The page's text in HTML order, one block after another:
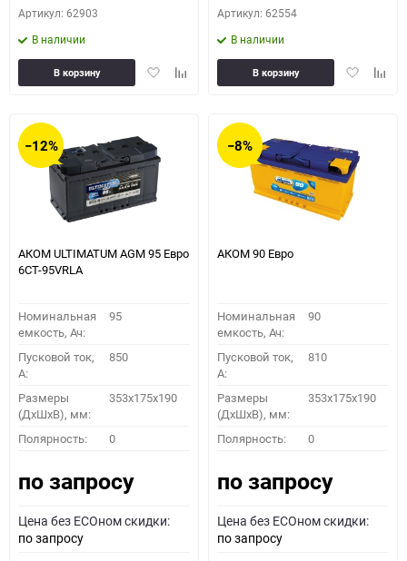
Артикул: 62903
В наличии
ДобавитьДобавить
В корзину
Артикул: 62554
В наличии
Добавить
В корзину
−12%
АКОМ ULTIMATUM AGM 95 Евро
6СТ-95VRLA
Номинальная
емкость, Ач:
95
Пусковой ток,
A:
850
Размеры
(ДхШхВ), мм:
353x175x190
Полярность: 0
по запросу
Цена без ECOном скидки:
по запросу
−8%
АКОМ 90 Евро
Номинальная
емкость, Ач:
90
Пусковой ток,
A:
810
Размеры
(ДхШхВ), мм:
353x175x190
Полярность: 0
по запросу
Цена без ECOном скидки:
по запросу